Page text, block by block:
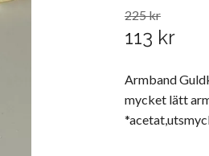
225 kr
113 kr
Armband
mycket lätt